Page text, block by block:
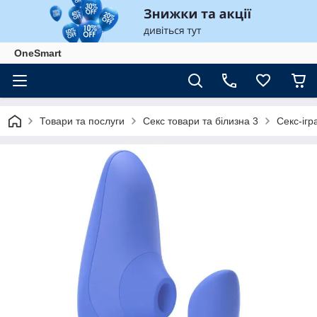
OneSmart
Товари та послуги Секс товари та білизна 3 Секс-